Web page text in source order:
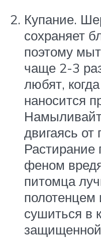
Купание.
сохраняет
поэтому
чаще 2-3
любят,
наносится
двигаясь от
Растирание
феном
питомца
полотенцем
сушиться в
защищенной